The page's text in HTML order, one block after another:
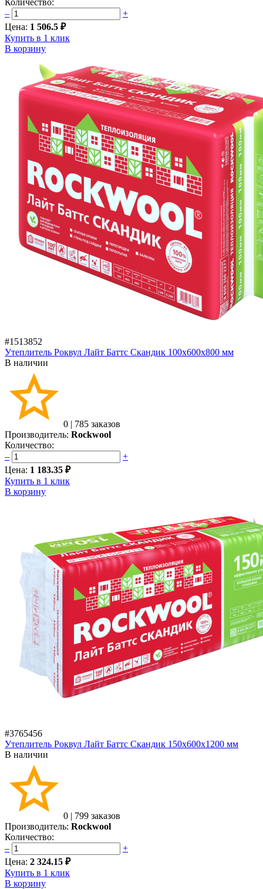
–
+
Цена: 1 506.5 ₽
Купить в 1 клик
В корзину
#1513852
Утеплитель Роквул Лайт Баттс Скандик 100х600х800 мм
В наличии
0 | 785 заказов
Производитель: Rockwool
Количество:
–
+
Цена: 1 183.35 ₽
Купить в 1 клик
В корзину
#3765456
Утеплитель Роквул Лайт Баттс Скандик 150х600х1200 мм
В наличии
0 | 799 заказов
Производитель: Rockwool
Количество:
–
+
Цена: 2 324.15 ₽
Купить в 1 клик
В корзину